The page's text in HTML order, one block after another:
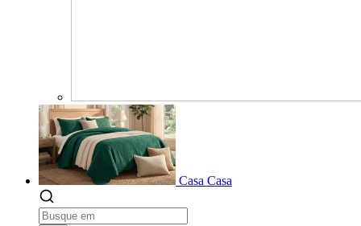
Casa Casa